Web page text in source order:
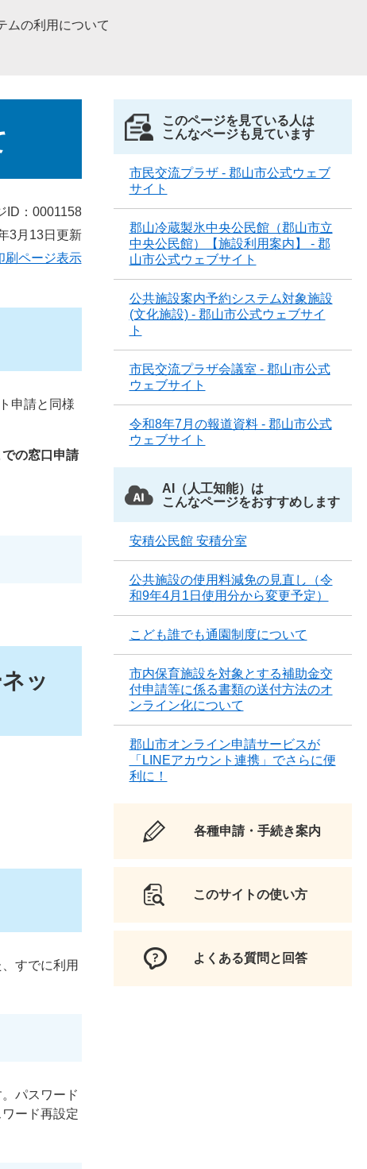
ムの利用について
ID：0001158
3月13日更新
刷ページ表示
申請と同様
の窓口申請
ッ
すでに利用
パスワード
ード再設定
このページを見ている人は
こんなページも見ています
市民交流プラザ - 郡山市公式ウェブ
サイト
郡山冷蔵製氷中央公民館（郡山市立
中央公民館）【施設利用案内】 - 郡
山市公式ウェブサイト
公共施設案内予約システム対象施設
(文化施設) - 郡山市公式ウェブサイ
ト
市民交流プラザ会議室 - 郡山市公式
ウェブサイト
令和8年7月の報道資料 - 郡山市公式
ウェブサイト
AI（人工知能）は
こんなページをおすすめします
安積公民館 安積分室
公共施設の使用料減免の見直し（令
和9年4月1日使用分から変更予定）
こども誰でも通園制度について
市内保育施設を対象とする補助金交
付申請等に係る書類の送付方法のオ
ンライン化について
郡山市オンライン申請サービスが
「LINEアカウント連携」でさらに便
利に！
各種申請・手続き案内
このサイトの使い方
よくある質問と回答